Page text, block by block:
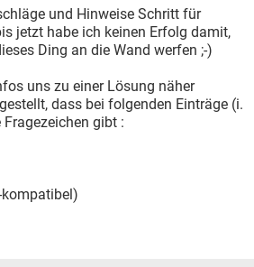
und Hinweise Schritt für
jetzt habe ich keinen Erfolg damit,
Ding an die Wand werfen ;-)
uns zu einer Lösung näher
dass bei folgenden Einträge (i.
gibt :
kompatibel)